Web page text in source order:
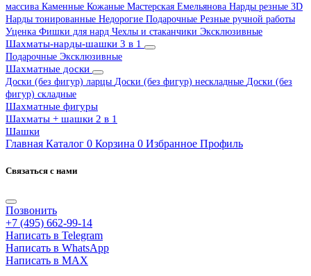
массива Каменные Кожаные Мастерская Емельянова Нарды резные 3D
Нарды тонированные Недорогие Подарочные Резные ручной работы
Уценка Фишки для нард Чехлы и стаканчики Эксклюзивные
Шахматы-нарды-шашки 3 в 1
Подарочные Эксклюзивные
Шахматные доски
Доски (без фигур) ларцы Доски (без фигур) нескладные Доски (без
фигур) складные
Шахматные фигуры
Шахматы + шашки 2 в 1
Шашки
Главная Каталог 0 Корзина 0 Избранное Профиль
Связаться с нами
Позвонить
+7 (495) 662-99-14
Написать в Telegram
Написать в WhatsApp
Написать в MAX